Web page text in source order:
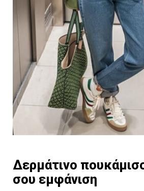
Δερμάτινο
σου εμφάνιση